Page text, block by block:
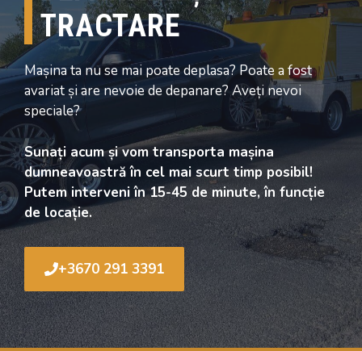
TRACTARE
Mașina ta nu se mai poate deplasa? Poate a fost
avariat și are nevoie de depanare? Aveți nevoi
speciale?
Sunați acum și vom transporta mașina
dumneavoastră în cel mai scurt timp posibil!
Putem interveni în 15-45 de minute, în funcție
de locație.
+3670 291 3391